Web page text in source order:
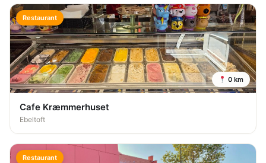
Restaurant
0 km
Cafe Kræmmerhuset
Ebeltoft
Restaurant